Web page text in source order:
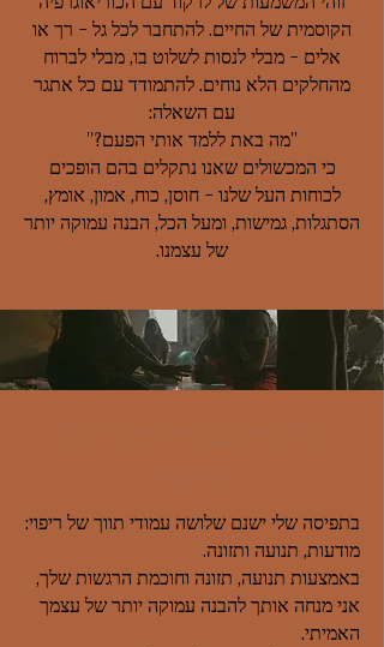
הקוסמית של החיים. להתחבר לכל גל - רך או
אלים - מבלי לנסות לשלוט בו, מבלי לברוח
מהחלקים הלא נוחים. להתמודד עם כל אתגר
עם השאלה:
"מה באת ללמד אותי הפעם?"
כי המכשולים שאנו נתקלים בהם הופכים
לכוחות העל שלנו - חוסן, כוח, אמון, אומץ,
הסתגלות, גמישות, ומעל הכל, הבנה עמוקה יותר
של עצמנו.
בתפיסה שלי ישנם שלושה עמודי תווך של ריפוי:
מודעות, תנועה ותזונה.
באמצעות תנועה, תזונה וחוכמת הרגשות שלך,
אני מנחה אותך להבנה עמוקה יותר של עצמך
האמיתי.